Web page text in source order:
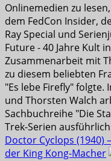
Onlinemedien zu
dem FedCon Insider,
Ray Special und
Future - 40 Jahre Kult
Zusammenarbeit mit
zu diesem beliebten
"Es lebe Firefly"
und Thorsten Walch
Sachbuchreihe "Die
Trek-Serien
Doctor Cyclops (1940)
der King Kong-Macher